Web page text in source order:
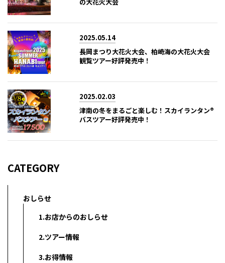
2025.05.14
長岡まつり大花火大会、柏崎海の大花火大会
観覧ツアー好評発売中！
2025.02.03
津南の冬をまるごと楽しむ！スカイランタン®
バスツアー好評発売中！
CATEGORY
おしらせ
1.お店からのおしらせ
2.ツアー情報
3.お得情報